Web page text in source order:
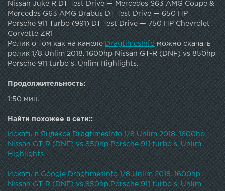
Nissan Juke R DT Test Drive — Mercedes S63 AMG Coupe &
Mercedes G63 AMG Brabus DT Test Drive — 650 HP
Porsche 911 Turbo (991) DT Test Drive — 750 HP Chevrolet
Corvette ZR1
Ролик о том как на канеле DragtimesInfoможно скачать
ролик 1/8 Unlim 2018. 1600hp Nissan GT-R (DNF) vs 850hp
Porsche 911 turbo s. Unlim Highlights.
Продолжительность:
1:50 мин.
Найти похожее в сети::
Искать в Яндексе DragtimesInfo 1/8 Unlim 2018. 1600hp
Nissan GT-R (DNF) vs 850hp Porsche 911 turbo s. Unlim
Highlights.
Искать в Google DragtimesInfo 1/8 Unlim 2018. 1600hp
Nissan GT-R (DNF) vs 850hp Porsche 911 turbo s. Unlim